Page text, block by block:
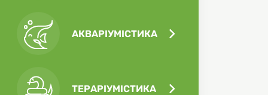
АКВАРІУМІСТИКА
ТЕРАРІУМІСТИКА